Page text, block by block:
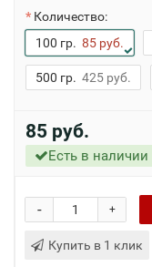
Количество:
100 гр. 85 руб.
500 гр. 425 руб.
85 руб.
Есть в наличии
+
-
Купить в 1 клик